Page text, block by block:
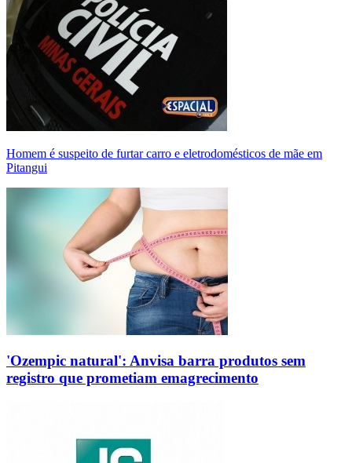
Homem é suspeito de furtar carro e eletrodomésticos de mãe em
Pitangui
'Ozempic natural': Anvisa barra produtos sem
registro que prometiam emagrecimento